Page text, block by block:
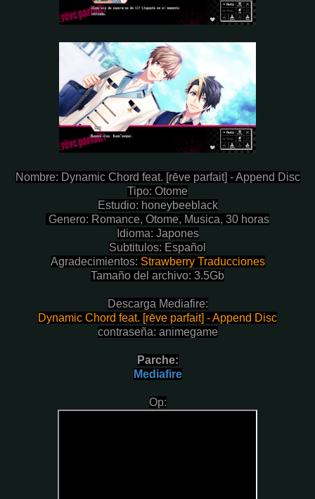
Nombre: Dynamic Chord feat. [rēve parfait] - Append Disc
Tipo: Otome
Estudio: honeybeeblack
Genero: Romance, Otome, Musica, 30 horas
Idioma: Japones
Subtitulos: Español
Agradecimientos: Strawberry Traducciones
Tamaño del archivo: 3.5Gb
Descarga Mediafire:
Dynamic Chord feat. [rēve parfait] - Append Disc
contraseña: animegame
Parche:
Mediafire
Op: